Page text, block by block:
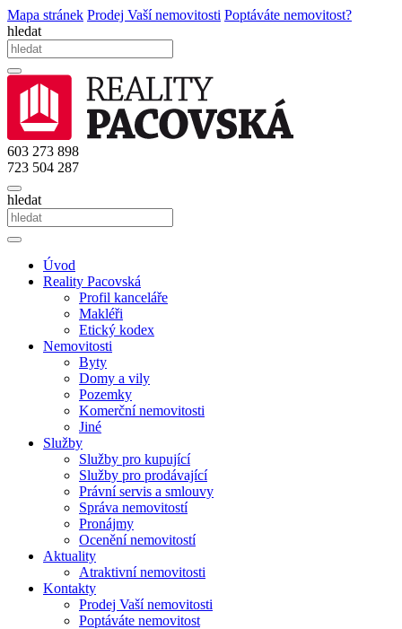
Mapa stránek Prodej Vaší nemovitosti Poptáváte nemovitost?
hledat
603 273 898
723 504 287
hledat
Úvod
Reality Pacovská
Profil kanceláře
Makléři
Etický kodex
Nemovitosti
Byty
Domy a vily
Pozemky
Komerční nemovitosti
Jiné
Služby
Služby pro kupující
Služby pro prodávající
Právní servis a smlouvy
Správa nemovitostí
Pronájmy
Ocenění nemovitostí
Aktuality
Atraktivní nemovitosti
Kontakty
Prodej Vaší nemovitosti
Poptáváte nemovitost